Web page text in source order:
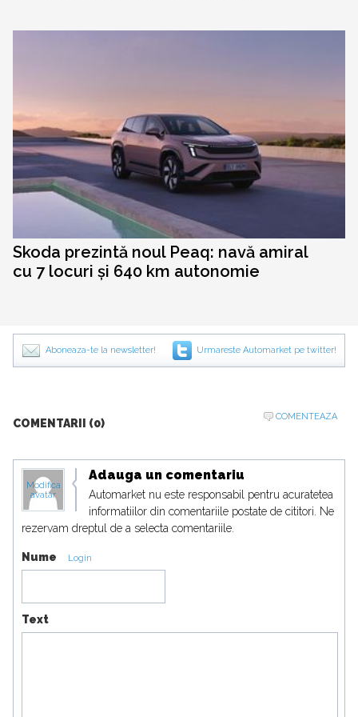
Skoda prezintă noul Peaq: navă amiral
cu 7 locuri și 640 km autonomie
Aboneaza-te la newsletter! Urmareste Automarket pe twitter!
COMENTARII (0)
COMENTEAZA
Modifica
avatar
Adauga un comentariu
Automarket nu este responsabil pentru acuratetea
informatiilor din comentariile postate de cititori. Ne
rezervam dreptul de a selecta comentariile.
Nume Login
Text